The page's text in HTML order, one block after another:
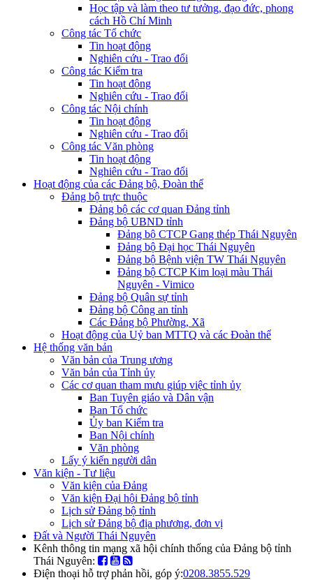
Học tập và làm theo tư tưởng, đạo đức, phong
cách Hồ Chí Minh
Công tác Tổ chức
Tin hoạt động
Nghiên cứu - Trao đổi
Công tác Kiểm tra
Tin hoạt động
Nghiên cứu - Trao đổi
Công tác Nội chính
Tin hoạt động
Nghiên cứu - Trao đổi
Công tác Văn phòng
Tin hoạt động
Nghiên cứu - Trao đổi
Hoạt động của các Đảng bộ, Đoàn thể
Đảng bộ trực thuộc
Đảng bộ các cơ quan Đảng tỉnh
Đảng bộ UBND tỉnh
Đảng bộ CTCP Gang thép Thái Nguyên
Đảng bộ Đại học Thái Nguyên
Đảng bộ Bệnh viện TW Thái Nguyên
Đảng bộ CTCP Kim loại màu Thái
Nguyên - Vimico
Đảng bộ Quân sự tỉnh
Đảng bộ Công an tỉnh
Các Đảng bộ Phường, Xã
Hoạt động của Uỷ ban MTTQ và các Đoàn thể
Hệ thống văn bản
Văn bản của Trung ương
Văn bản của Tỉnh ủy
Các cơ quan tham mưu giúp việc tỉnh ủy
Ban Tuyên giáo và Dân vận
Ban Tổ chức
Ủy ban Kiểm tra
Ban Nội chính
Văn phòng
Lấy ý kiến người dân
Văn kiện - Tư liệu
Văn kiện của Đảng
Văn kiện Đại hội Đảng bộ tỉnh
Lịch sử Đảng bộ tỉnh
Lịch sử Đảng bộ địa phương, đơn vị
Đất và Người Thái Nguyên
Kênh thông tin mạng xã hội chính thống của Đảng bộ tỉnh
Thái Nguyên:
Điện thoại hỗ trợ phản hồi, góp ý:0208.3855.529